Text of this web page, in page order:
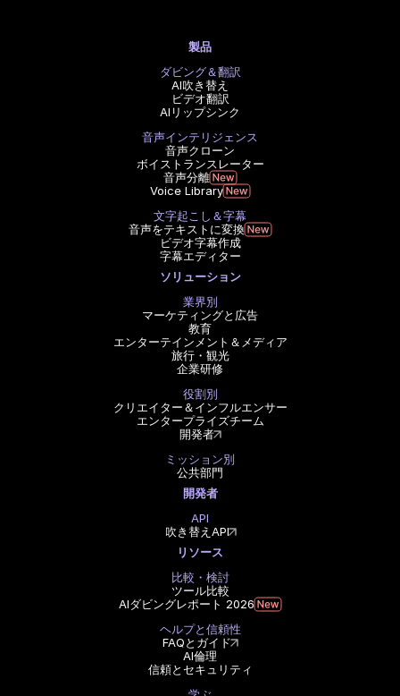
製品
ダビング＆翻訳
AI吹き替え
ビデオ翻訳
AIリップシンク
音声インテリジェンス
音声クローン
ボイストランスレーター
音声分離
Voice Library
文字起こし＆字幕
音声をテキストに変換
ビデオ字幕作成
字幕エディター
ソリューション
業界別
マーケティングと広告
教育
エンターテインメント＆メディア
旅行・観光
企業研修
役割別
クリエイター＆インフルエンサー
エンタープライズチーム
開発者
ミッション別
公共部門
開発者
API
吹き替えAPI
リソース
比較・検討
ツール比較
AIダビングレポート 2026
ヘルプと信頼性
FAQとガイド
AI倫理
信頼とセキュリティ